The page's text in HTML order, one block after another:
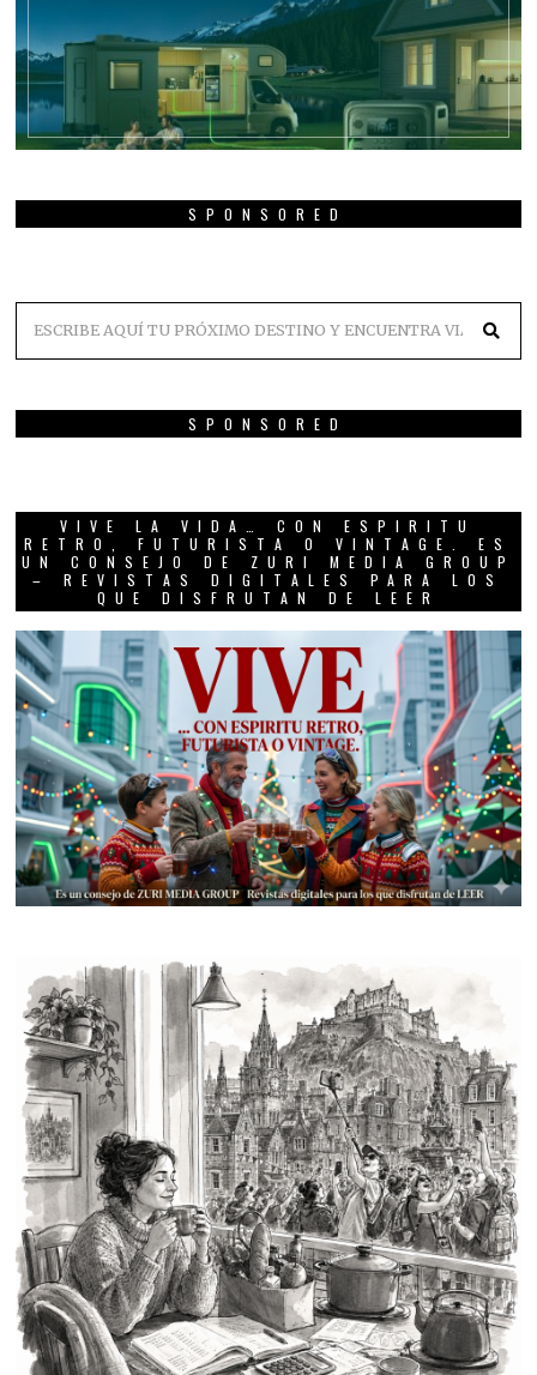
SPONSORED
SPONSORED
VIVE LA VIDA… CON ESPIRITU
RETRO, FUTURISTA O VINTAGE. ES
UN CONSEJO DE ZURI MEDIA GROUP
– REVISTAS DIGITALES PARA LOS
QUE DISFRUTAN DE LEER